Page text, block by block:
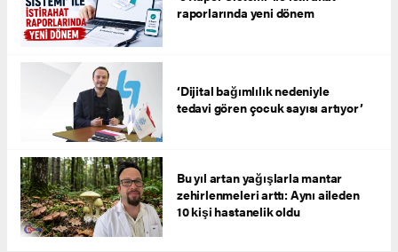
raporlarında yeni dönem
‘Dijital bağımlılık nedeniyle
tedavi gören çocuk sayısı artıyor’
Bu yıl artan yağışlarla mantar
zehirlenmeleri arttı: Aynı aileden
10 kişi hastanelik oldu